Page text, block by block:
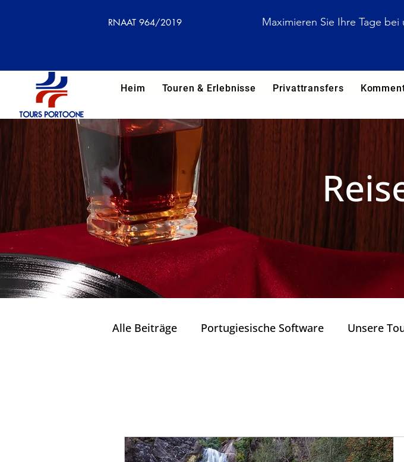
RNAAT 964/2019 Maximieren Sie Ihre Tage bei
Heim Touren & Erlebnisse Privattransfers
Alle Beiträge Portugiesische Software Unsere